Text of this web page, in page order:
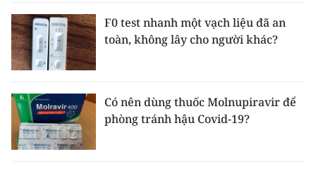
F0 test nhanh một vạch liệu đã an
toàn, không lây cho người khác?
Có nên dùng thuốc Molnupiravir để
phòng tránh hậu Covid-19?